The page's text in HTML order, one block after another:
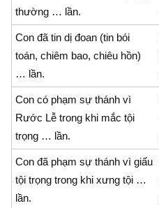
thường … lần.
Con đã tin dị đoan (tin bói
toán, chiêm bao, chiêu hồn)
… lần.
Con có phạm sự thánh vì
Rước Lễ trong khi mắc tội
trọng … lần.
Con đã phạm sự thánh vì giấu
tội trọng trong khi xưng tội …
lần.